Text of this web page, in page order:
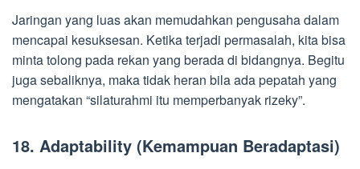
Jaringan yang luas akan memudahkan pengusaha dalam
mencapai kesuksesan. Ketika terjadi permasalah, kita bisa
minta tolong pada rekan yang berada di bidangnya. Begitu
juga sebaliknya, maka tidak heran bila ada pepatah yang
mengatakan “silaturahmi itu memperbanyak rizeky”.
18. Adaptability (Kemampuan Beradaptasi)